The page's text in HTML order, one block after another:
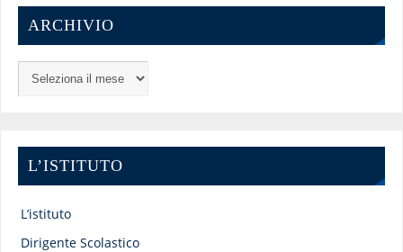
ARCHIVIO
L’ISTITUTO
L’istituto
Dirigente Scolastico